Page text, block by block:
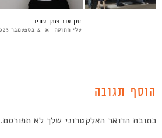
זְמַן עָבַר וּזְמַן עָתִיד
טלי חתוקה 4 בספטמבר 2023
הוסף תגובה
כתובת הדואר האלקטרוני שלך לא תפורסם.